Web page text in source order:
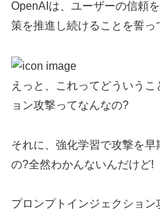
OpenAIは、ユーザーの信頼
策を推進し続けることを誓っ
えっと、これってどういう
ョン攻撃ってなんなの?
それに、強化学習で攻撃を
の?全然わかんないんだけど!
プロンプトインジェクショ